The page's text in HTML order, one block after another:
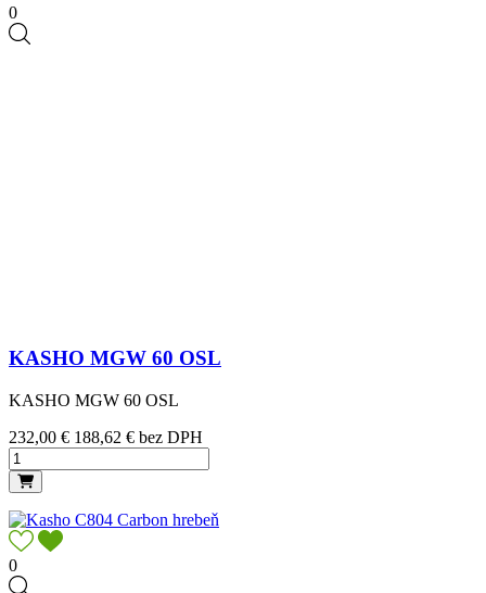
0
KASHO MGW 60 OSL
KASHO MGW 60 OSL
Cena
232,00 € 188,62 € bez DPH
0